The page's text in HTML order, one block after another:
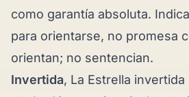
como garantía absoluta.
para orientarse, no promesa
orientan; no sentencian.
Invertida, La Estrella